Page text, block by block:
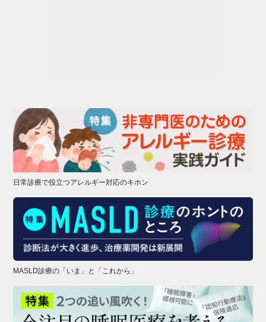
日常診療で役立つアレルギー対応のキホン
MASLD診療の「いま」と「これから」